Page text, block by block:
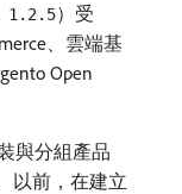
1.2.5）受
、雲端基
Open
與分組產品
以前，在建立